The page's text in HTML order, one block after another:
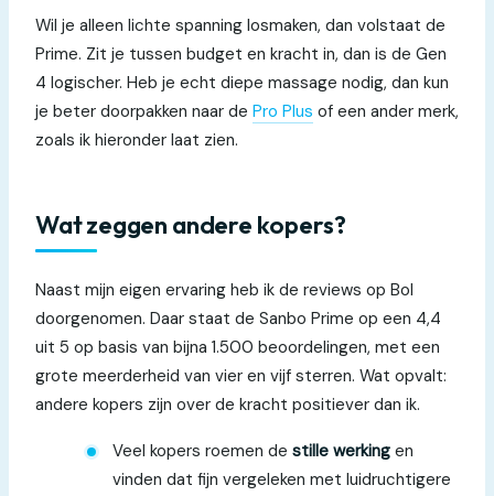
Wil je alleen lichte spanning losmaken, dan volstaat de
Prime. Zit je tussen budget en kracht in, dan is de Gen
4 logischer. Heb je echt diepe massage nodig, dan kun
je beter doorpakken naar de Pro Plus of een ander merk,
zoals ik hieronder laat zien.
Wat zeggen andere kopers?
Naast mijn eigen ervaring heb ik de reviews op Bol
doorgenomen. Daar staat de Sanbo Prime op een 4,4
uit 5 op basis van bijna 1.500 beoordelingen, met een
grote meerderheid van vier en vijf sterren. Wat opvalt:
andere kopers zijn over de kracht positiever dan ik.
Veel kopers roemen destille werking en
vinden dat fijn vergeleken met luidruchtigere